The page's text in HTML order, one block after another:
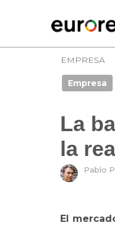
EMPRESA
Empresa
La
la
Pablo
El